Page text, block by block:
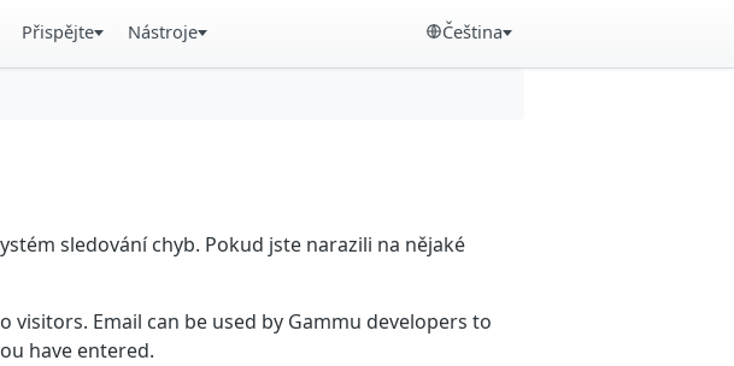
Přispějte Nástroje Čeština
sledování chyb. Pokud jste narazili na nějaké
Email can be used by Gammu developers to
have entered.